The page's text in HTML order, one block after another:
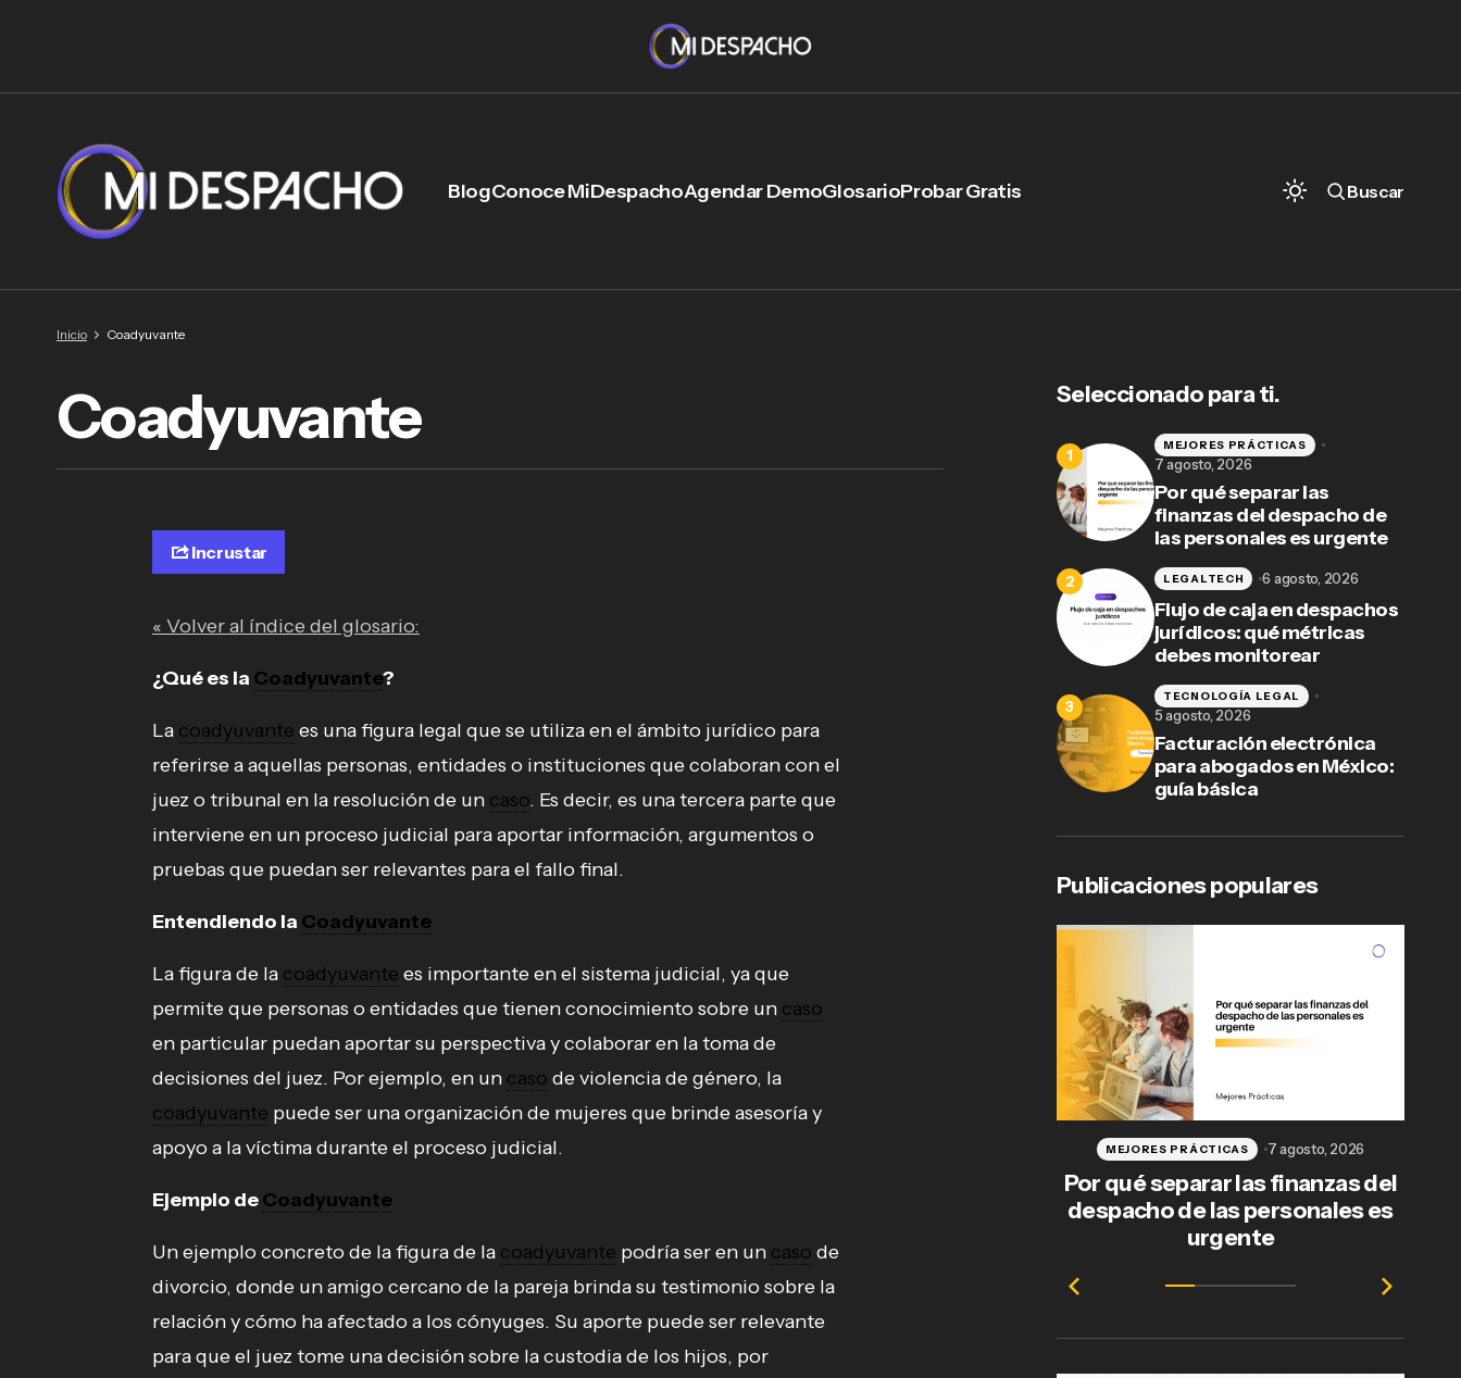
BlogConoce MiDespachoAgendar DemoGlosarioProbar Gratis Buscar
Inicio Coadyuvante
Coadyuvante
Incrustar
« Volver al índice del glosario:
¿Qué es la Coadyuvante?
La coadyuvante es una figura legal que se utiliza en el ámbito jurídico para
referirse a aquellas personas, entidades o instituciones que colaboran con el
juez o tribunal en la resolución de un caso. Es decir, es una tercera parte que
interviene en un proceso judicial para aportar información, argumentos o
pruebas que puedan ser relevantes para el fallo final.
Entendiendo la Coadyuvante
La figura de la coadyuvante es importante en el sistema judicial, ya que
permite que personas o entidades que tienen conocimiento sobre un caso
en particular puedan aportar su perspectiva y colaborar en la toma de
decisiones del juez. Por ejemplo, en un caso de violencia de género, la
coadyuvante puede ser una organización de mujeres que brinde asesoría y
apoyo a la víctima durante el proceso judicial.
Ejemplo deCoadyuvante
Un ejemplo concreto de la figura de la coadyuvante podría ser en un caso de
divorcio, donde un amigo cercano de la pareja brinda su testimonio sobre la
relación y cómo ha afectado a los cónyuges. Su aporte puede ser relevante
para que el juez tome una decisión sobre la custodia de los hijos, por
Seleccionado para ti.
Por qué separar las
finanzas del despacho de
las personales es urgente
MEJORES PRÁCTICAS
7 agosto, 2026
Flujo de caja en despachos
jurídicos: qué métricas
debes monitorear
LEGALTECH 6 agosto, 2026
Facturación electrónica
para abogados en México:
guía básica
TECNOLOGÍA LEGAL
5 agosto, 2026
Publicaciones populares
Por qué separar las finanzas del
despacho de las personales es
urgente
MEJORES PRÁCTICAS 7 agosto, 2026